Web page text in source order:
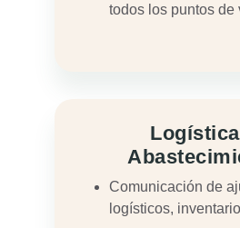
todos los puntos de
Comunicación de
logísticos,